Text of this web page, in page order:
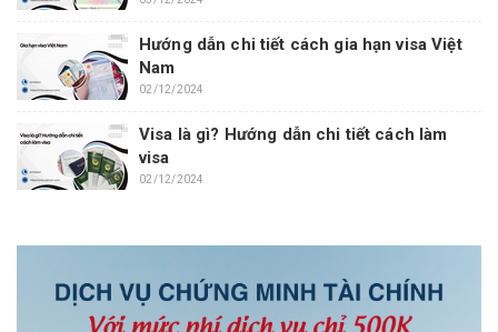
Hướng dẫn chi tiết cách gia hạn visa Việt
Nam
02/12/2024
Visa là gì? Hướng dẫn chi tiết cách làm
visa
02/12/2024